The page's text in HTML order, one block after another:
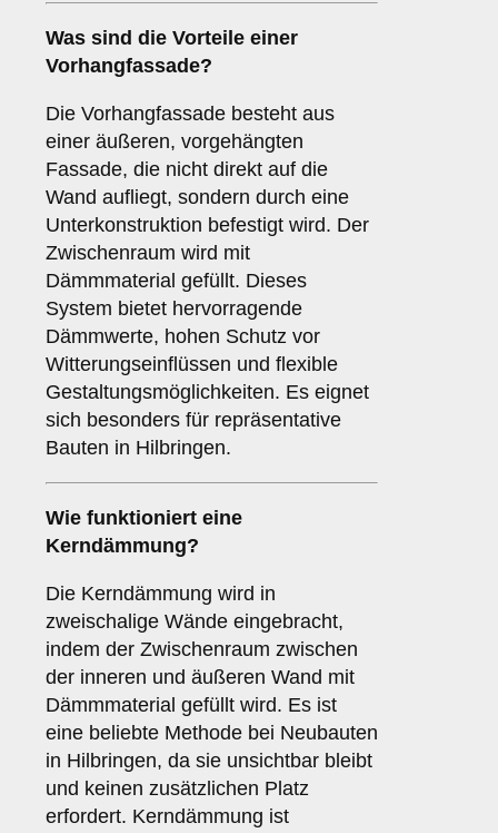
Was sind die Vorteile einer
Vorhangfassade?
Die Vorhangfassade besteht aus
einer äußeren, vorgehängten
Fassade, die nicht direkt auf die
Wand aufliegt, sondern durch eine
Unterkonstruktion befestigt wird. Der
Zwischenraum wird mit
Dämmmaterial gefüllt. Dieses
System bietet hervorragende
Dämmwerte, hohen Schutz vor
Witterungseinflüssen und flexible
Gestaltungsmöglichkeiten. Es eignet
sich besonders für repräsentative
Bauten in Hilbringen.
Wie funktioniert eine
Kerndämmung?
Die Kerndämmung wird in
zweischalige Wände eingebracht,
indem der Zwischenraum zwischen
der inneren und äußeren Wand mit
Dämmmaterial gefüllt wird. Es ist
eine beliebte Methode bei Neubauten
in Hilbringen, da sie unsichtbar bleibt
und keinen zusätzlichen Platz
erfordert. Kerndämmung ist